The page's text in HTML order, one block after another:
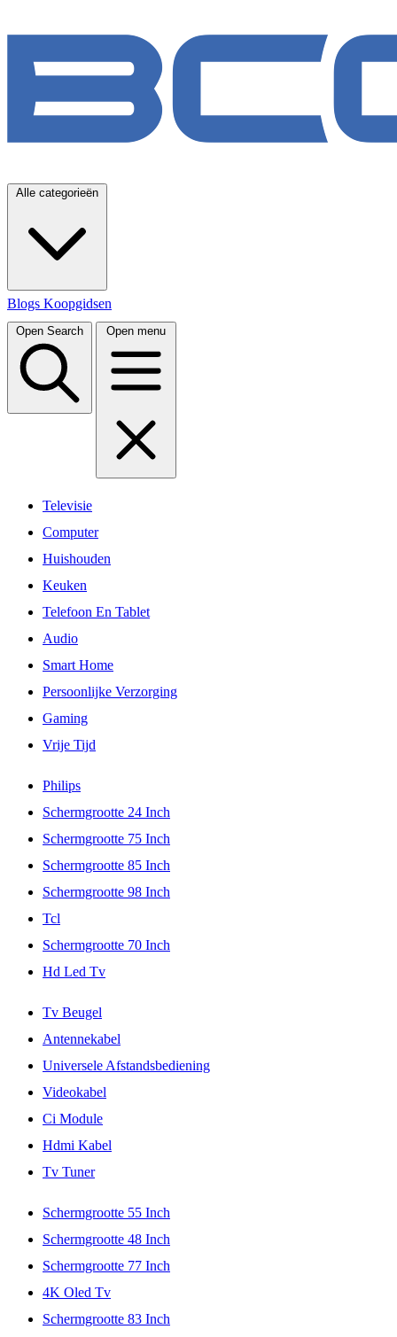
Alle categorieën
Blogs Koopgidsen
Open Search Open menu
Televisie
Computer
Huishouden
Keuken
Telefoon En Tablet
Audio
Smart Home
Persoonlijke Verzorging
Gaming
Vrije Tijd
Philips
Schermgrootte 24 Inch
Schermgrootte 75 Inch
Schermgrootte 85 Inch
Schermgrootte 98 Inch
Tcl
Schermgrootte 70 Inch
Hd Led Tv
Tv Beugel
Antennekabel
Universele Afstandsbediening
Videokabel
Ci Module
Hdmi Kabel
Tv Tuner
Schermgrootte 55 Inch
Schermgrootte 48 Inch
Schermgrootte 77 Inch
4K Oled Tv
Schermgrootte 83 Inch